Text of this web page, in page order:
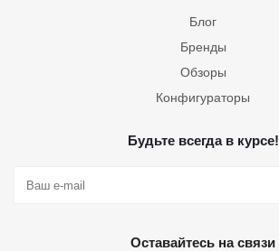
Блог
Бренды
Обзоры
Конфигураторы
Будьте всегда в курсе!
Оставайтесь на связи